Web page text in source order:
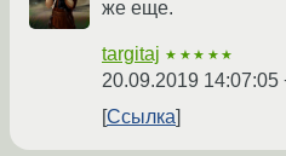
же еще.
targitaj ★★★★★
20.09.2019 14:07:05
Ссылка